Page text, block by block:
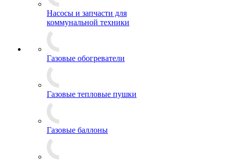
Насосы и запчасти для
коммунальной техники
Газовые обогреватели
Газовые тепловые пушки
Газовые баллоны